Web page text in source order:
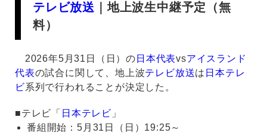
テレビ放送 ｜地上波生中継予定（無
料）
2026年5月31日（日）の 日本代表vsアイスランド
代表の試合に関して、地上波テレビ放送は 日本テレ
ビ系列で行われることが決定した。
■テレビ「 日本テレビ 」
番組開始：5月31日（日）19:25～